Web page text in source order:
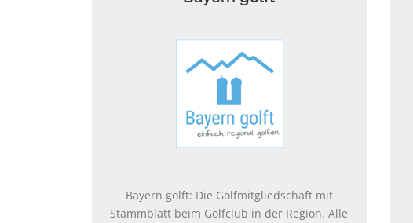
Bayern golft: Die Golfmitgliedschaft mit
Stammblatt beim Golfclub in der Region. Alle